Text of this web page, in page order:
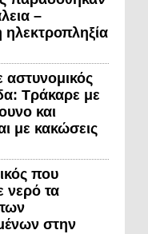
–
ηλεκτροπληξία
αστυνομικός
Τράκαρε με
και
με κακώσεις
που
νερό τα
στην